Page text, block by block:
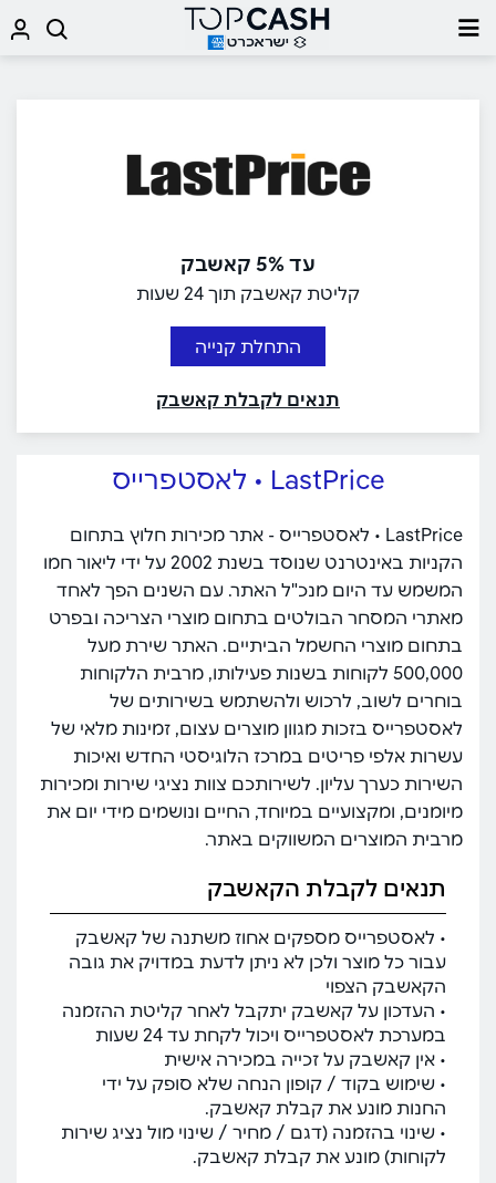
עד 5% קאשבק
קליטת קאשבק תוך 24 שעות
התחלת קנייה
תנאים לקבלת קאשבק
LastPrice • לאסטפרייס
LastPrice • לאסטפרייס - אתר מכירות חלוץ בתחום
הקניות באינטרנט שנוסד בשנת 2002 על ידי ליאור חמו
המשמש עד היום מנכ"ל האתר. עם השנים הפך לאחד
מאתרי המסחר הבולטים בתחום מוצרי הצריכה ובפרט
בתחום מוצרי החשמל הביתיים. האתר שירת מעל
500,000 לקוחות בשנות פעילותו, מרבית הלקוחות
בוחרים לשוב, לרכוש ולהשתמש בשירותים של
לאסטפרייס בזכות מגוון מוצרים עצום, זמינות מלאי של
עשרות אלפי פריטים במרכז הלוגיסטי החדש ואיכות
השירות כערך עליון. לשירותכם צוות נציגי שירות ומכירות
מיומנים, ומקצועיים במיוחד, החיים ונושמים מידי יום את
מרבית המוצרים המשווקים באתר.
תנאים לקבלת הקאשבק
• לאסטפרייס מספקים אחוז משתנה של קאשבק
עבור כל מוצר ולכן לא ניתן לדעת במדויק את גובה
הקאשבק הצפוי
• העדכון על קאשבק יתקבל לאחר קליטת ההזמנה
במערכת לאסטפרייס ויכול לקחת עד 24 שעות
• אין קאשבק על זכייה במכירה אישית
• שימוש בקוד / קופון הנחה שלא סופק על ידי
החנות מונע את קבלת קאשבק.
• שינוי בהזמנה (דגם / מחיר / שינוי מול נציג שירות
לקוחות) מונע את קבלת קאשבק.